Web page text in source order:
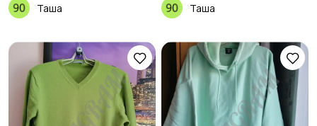
Таша Таша